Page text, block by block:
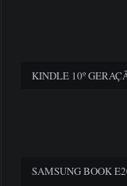
KINDLE 10º
SAMSUNG BOOK